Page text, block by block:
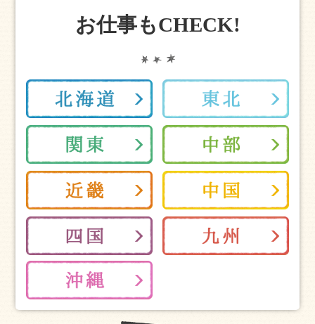
お仕事もCHECK!